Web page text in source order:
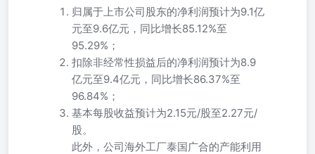
归属于上市公司股东的净利润预计为9.1亿
元至9.6亿元，同比增长85.12%至
95.29%；
扣除非经常性损益后的净利润预计为8.9
亿元至9.4亿元，同比增长86.37%至
96.84%；
基本每股收益预计为2.15元/股至2.27元/
股。
此外，公司海外工厂泰国广合的产能利用